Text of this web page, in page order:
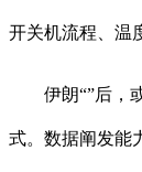
开关机流程、温
伊朗“”后，或
式。数据阐发能